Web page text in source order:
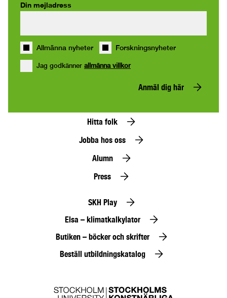
Din mejladress
Allmänna nyheter Forskningsnyheter
Jag godkänner allmänna villkor
Anmäl dig här
Hitta folk
Jobba hos oss
Alumn
Press
SKH Play
Elsa – klimatkalkylator
Butiken – böcker och skrifter
Beställ utbildningskatalog